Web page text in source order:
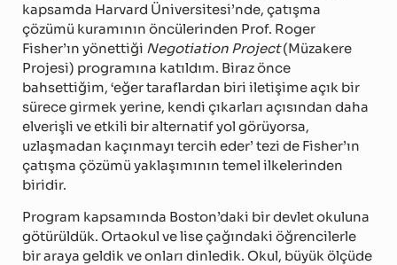
kapsamda Harvard Üniversitesi’nde, çatışma
çözümü kuramının öncülerinden Prof. Roger
Fisher’ın yönettiği Negotiation Project(Müzakere
Projesi) programına katıldım. Biraz önce
bahsettiğim, ‘eğer taraflardan biri iletişime açık bir
sürece girmek yerine, kendi çıkarları açısından daha
elverişli ve etkili bir alternatif yol görüyorsa,
uzlaşmadan kaçınmayı tercih eder’ tezi de Fisher’ın
çatışma çözümü yaklaşımının temel ilkelerinden
biridir.
Program kapsamında Boston’daki bir devlet okuluna
götürüldük. Ortaokul ve lise çağındaki öğrencilerle
bir araya geldik ve onları dinledik. Okul, büyük ölçüde